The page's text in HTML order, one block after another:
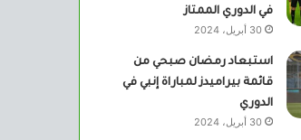
في الدوري الممتاز
30 أبريل، 2024
استبعاد رمضان صبحي من
قائمة بيراميدز لمباراة إنبي في
الدوري
30 أبريل، 2024